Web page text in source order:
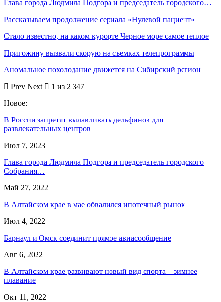
Глава города Людмила Подгора и председатель городского…
Рассказываем продолжение сериала «Нулевой пациент»
Стало известно, на каком курорте Черное море самое теплое
Пригожину вызвали скорую на съемках телепрограммы
Аномальное похолодание движется на Сибирский регион
Prev Next
1 из 2 347
Новое:
В России запретят вылавливать дельфинов для
развлекательных центров
Июл 7, 2023
Глава города Людмила Подгора и председатель городского
Собрания…
Май 27, 2022
В Алтайском крае в мае обвалился ипотечный рынок
Июл 4, 2022
Барнаул и Омск соединит прямое авиасообщение
Авг 6, 2022
В Алтайском крае развивают новый вид спорта – зимнее
плавание
Окт 11, 2022